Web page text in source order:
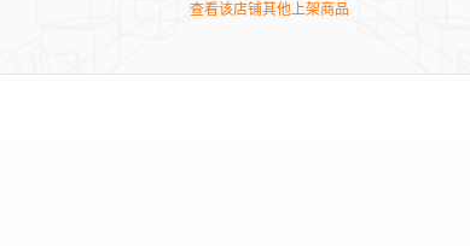
查看该店铺其他上架商品